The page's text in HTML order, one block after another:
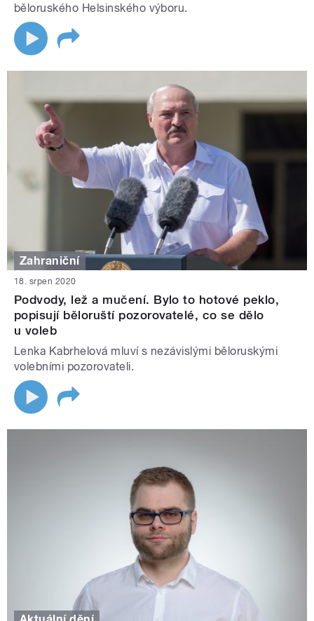
běloruského Helsinského výboru.
Zahraniční
18. srpen 2020
Podvody, lež a mučení. Bylo to hotové peklo,
popisují běloruští pozorovatelé, co se dělo
u voleb
Lenka Kabrhelová mluví s nezávislými běloruskými
volebními pozorovateli.